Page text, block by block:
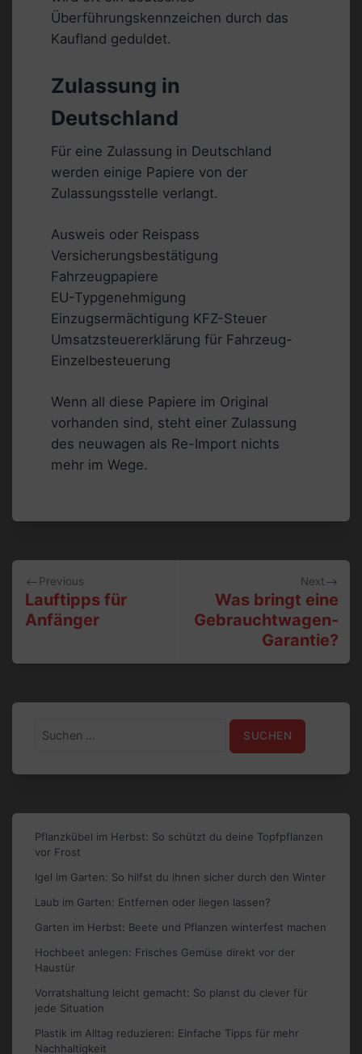
Überführungskennzeichen durch das
Kaufland geduldet.
Zulassung in
Deutschland
Für eine Zulassung in Deutschland
werden einige Papiere von der
Zulassungsstelle verlangt.
Ausweis oder Reispass
Versicherungsbestätigung
Fahrzeugpapiere
EU-Typgenehmigung
Einzugsermächtigung KFZ-Steuer
Umsatzsteuererklärung für Fahrzeug-
Einzelbesteuerung
Wenn all diese Papiere im Original
vorhanden sind, steht einer Zulassung
des neuwagen als Re-Import nichts
mehr im Wege.
Beitragsnavigation
Previous
Lauftipps für
Anfänger
Next
Was bringt eine
Gebrauchtwagen-
Garantie?
nach:
Pflanzkübel im Herbst: So schützt du deine Topfpflanzen
vor Frost
Igel im Garten: So hilfst du ihnen sicher durch den Winter
Laub im Garten: Entfernen oder liegen lassen?
Garten im Herbst: Beete und Pflanzen winterfest machen
Hochbeet anlegen: Frisches Gemüse direkt vor der
Haustür
Vorratshaltung leicht gemacht: So planst du clever für
jede Situation
Plastik im Alltag reduzieren: Einfache Tipps für mehr
Nachhaltigkeit